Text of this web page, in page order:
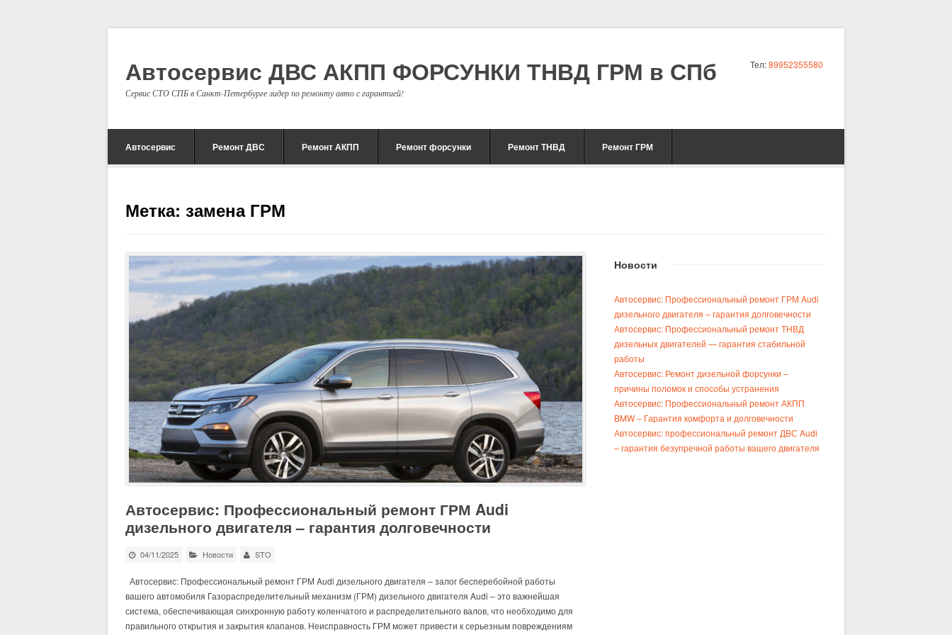
Автосервис ДВС АКПП ФОРСУНКИ ТНВД ГРМ в СПб
Сервис СТО СПБ в Санкт-Петербурге лидер по ремонту авто с гарантией!
Тел:89952355580
Автосервис Ремонт ДВС Ремонт АКПП Ремонт форсунки Ремонт ТНВД Ремонт ГРМ
Метка: замена ГРМ
Автосервис: Профессиональный ремонт ГРМ Audi
дизельного двигателя – гарантия долговечности
04/11/2025 Новости STO
Автосервис: Профессиональный ремонт ГРМ Audi дизельного двигателя – залог бесперебойной работы
вашего автомобиля Газораспределительный механизм (ГРМ) дизельного двигателя Audi – это важнейшая
система, обеспечивающая синхронную работу коленчатого и распределительного валов, что необходимо для
правильного открытия и закрытия клапанов. Неисправность ГРМ может привести к серьезным повреждениям
Новости
Автосервис: Профессиональный ремонт ГРМ Audi
дизельного двигателя – гарантия долговечности
Автосервис: Профессиональный ремонт ТНВД
дизельных двигателей — гарантия стабильной
работы
Автосервис: Ремонт дизельной форсунки –
причины поломок и способы устранения
Автосервис: Профессиональный ремонт АКПП
BMW – Гарантия комфорта и долговечности
Автосервис: профессиональный ремонт ДВС Audi
– гарантия безупречной работы вашего двигателя